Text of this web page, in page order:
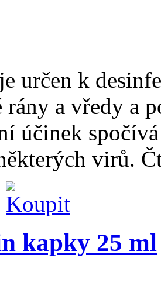
určen k
a vředy a
účinek
virů.
kapky 25 ml